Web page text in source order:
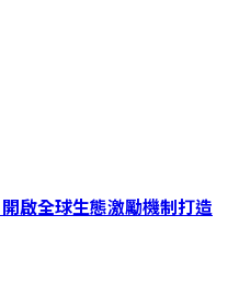
全球生態激勵機制打造